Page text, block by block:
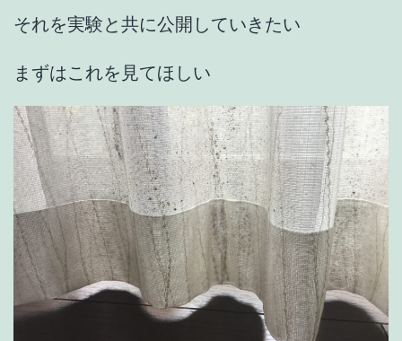
それを実験と共に公開していきたい
まずはこれを見てほしい